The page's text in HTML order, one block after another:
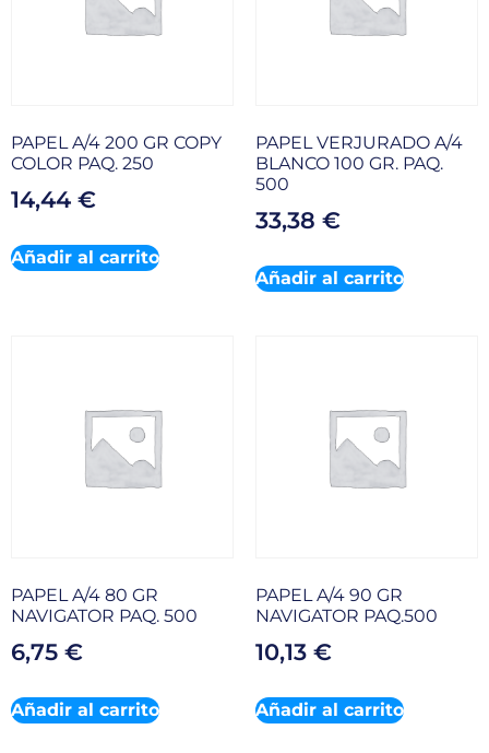
PAPEL A/4 200 GR COPY
COLOR PAQ. 250
14,44 €
Añadir al carrito
PAPEL VERJURADO A/4
BLANCO 100 GR. PAQ.
500
33,38 €
Añadir al carrito
PAPEL A/4 80 GR
NAVIGATOR PAQ. 500
6,75 €
Añadir al carrito
PAPEL A/4 90 GR
NAVIGATOR PAQ.500
10,13 €
Añadir al carrito